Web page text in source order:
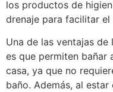
los productos de
drenaje para facilitar
Una de las ventajas
es que permiten bañar
casa, ya que no
baño. Además, al